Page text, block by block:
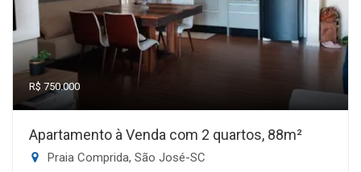
R$ 750.000
Apartamento à Venda com 2 quartos, 88m²
Praia Comprida, São José-SC